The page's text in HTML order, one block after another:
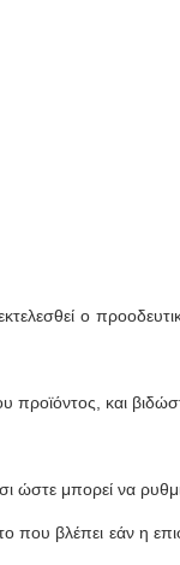
ο
και
μπορεί να
που βλέπει εάν η